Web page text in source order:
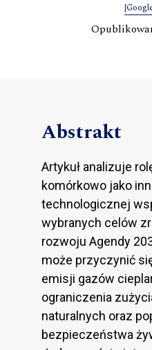
Abstrakt
Artykuł analizuje
komórkowo jako
technologicznej
wybranych celów
rozwoju Agendy
może przyczynić
emisji gazów
ograniczenia
naturalnych oraz
bezpieczeństwa